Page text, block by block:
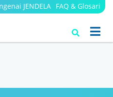
JENDELA FAQ & Glosari